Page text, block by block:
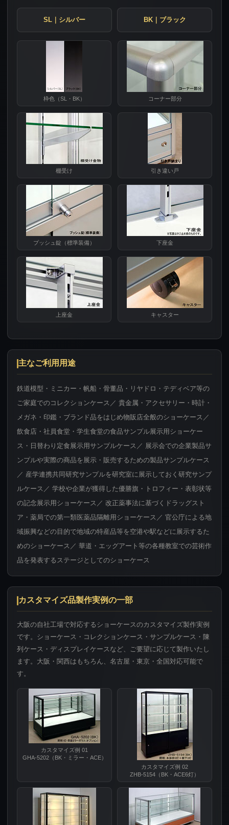
SL｜シルバー BK｜ブラック
枠色（SL・BK） コーナー部分
棚受け 引き違い戸
プッシュ錠（標準装備） 下座金
上座金 キャスター
主なご利用用途
鉄道模型・ミニカー・帆船・骨董品・リヤドロ・テディベア等の
ご家庭でのコレクションケース／ 貴金属・アクセサリー・時計・
メガネ・印鑑・ブランド品をはじめ物販店全般のショーケース／
飲食店・社員食堂・学生食堂の食品サンプル展示用ショーケー
ス・日替わり定食展示用サンプルケース／ 展示会での企業製品サ
ンプルや実際の商品を展示・販売するための製品サンプルケース
／ 産学連携共同研究サンプルを研究室に展示しておく研究サンプ
ルケース／ 学校や企業が獲得した優勝旗・トロフィー・表彰状等
の記念展示用ショーケース／ 改正薬事法に基づくドラッグスト
ア・薬局での第一類医薬品隔離用ショーケース／ 官公庁による地
域振興などの目的で地域の特産品等を空港や駅などに展示するた
めのショーケース／ 華道・エッグアート等の各種教室での芸術作
品を発表するステージとしてのショーケース
カスタマイズ品製作実例の一部
大阪の自社工場で対応するショーケースのカスタマイズ製作実例
です。ショーケース・コレクションケース・サンプルケース・陳
列ケース・ディスプレイケースなど、ご要望に応じて製作いたし
ます。大阪・関西はもちろん、名古屋・東京・全国対応可能で
す。
カスタマイズ例 01
GHA-5202（BK・ミラー・ACE）
カスタマイズ例 02
ZHB-5154（BK・ACE6灯）